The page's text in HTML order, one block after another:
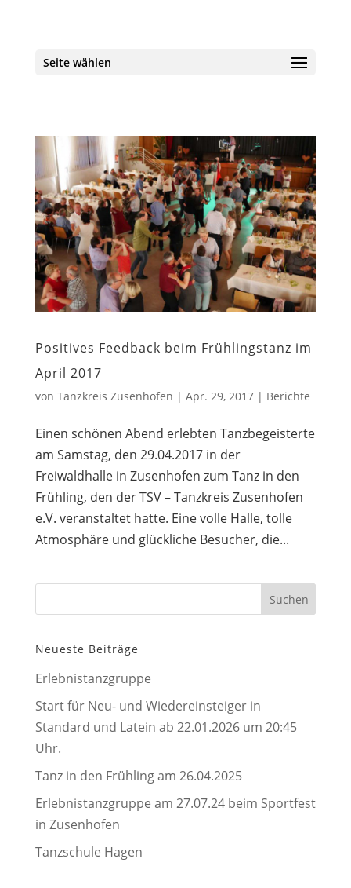
Seite wählen
Positives Feedback beim Frühlingstanz im
April 2017
von Tanzkreis Zusenhofen | Apr. 29, 2017| Berichte
Einen schönen Abend erlebten Tanzbegeisterte
am Samstag, den 29.04.2017 in der
Freiwaldhalle in Zusenhofen zum Tanz in den
Frühling, den der TSV – Tanzkreis Zusenhofen
e.V. veranstaltet hatte. Eine volle Halle, tolle
Atmosphäre und glückliche Besucher, die...
Neueste Beiträge
Erlebnistanzgruppe
Start für Neu- und Wiedereinsteiger in
Standard und Latein ab 22.01.2026 um 20:45
Uhr.
Tanz in den Frühling am 26.04.2025
Erlebnistanzgruppe am 27.07.24 beim Sportfest
in Zusenhofen
Tanzschule Hagen